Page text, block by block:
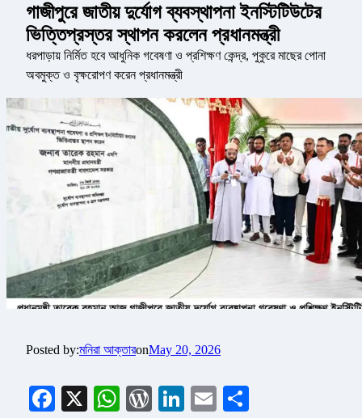
গাজীপুরে জাতীয় দুর্যোগ ব্যবস্থাপনা ইনস্টিটিউটের
ভিত্তিপ্রস্তর স্থাপন করলেন প্রধানমন্ত্রী
ধরপাড়ায় নির্মিত হবে আধুনিক গবেষণা ও প্রশিক্ষণ কেন্দ্র, পুকুরে মাছের পোনা
অবমুক্ত ও বৃক্ষরোপণ করেন প্রধানমন্ত্রী
Posted by:মনিরা আক্তারonMay 20, 2026
Facebook
X WhatsApp
WordPress
LinkedIn
Email